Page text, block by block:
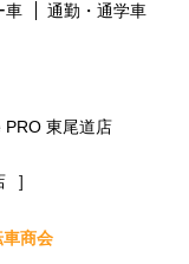
車 通勤・通学車
PRO 東尾道店
商会